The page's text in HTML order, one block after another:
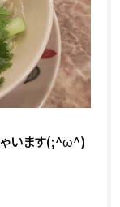
います(;^ω^)